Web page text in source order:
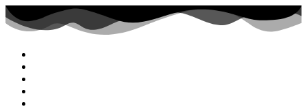
Zum
Inhalt
wechseln